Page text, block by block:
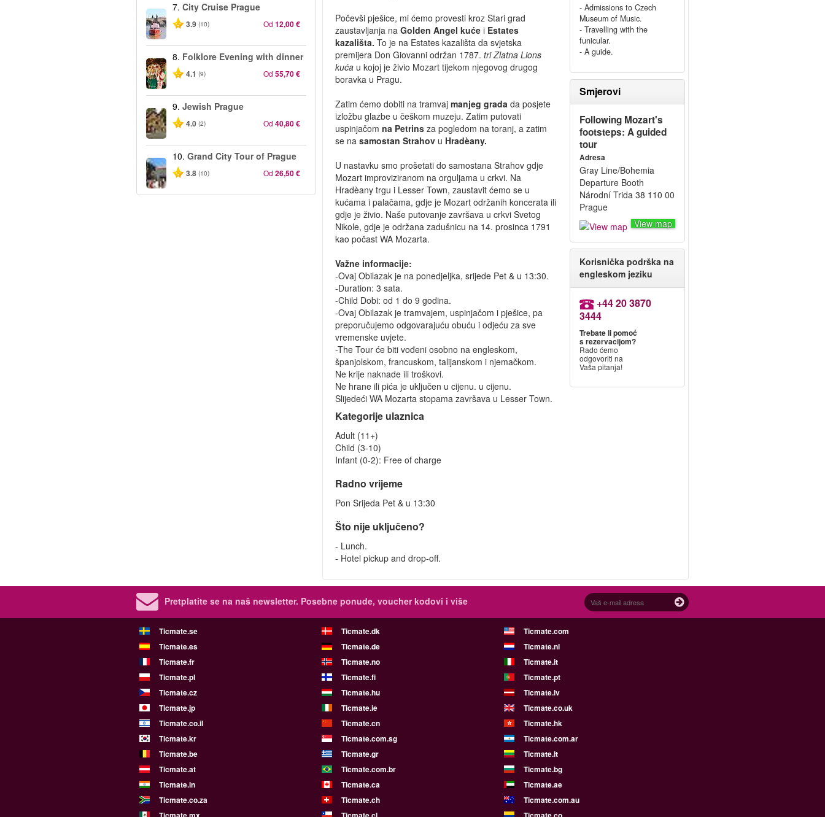
7. City Cruise Prague
3.9 (10) Od 12,00 €
8. Folklore Evening with dinner
4.1 (9) Od 55,70 €
9. Jewish Prague
4.0 (2) Od 40,80 €
10. Grand City Tour of Prague
3.8 (10) Od 26,50 €
Počevši pješice, mi ćemo provesti kroz Stari grad
zaustavljanja naGolden Angel kuće i Estates
kazališta. To je na Estates kazališta da svjetska
premijera Don Giovanni održan 1787.tri Zlatna Lions
kuća u kojoj je živio Mozart tijekom njegovog drugog
boravka u Pragu.
Zatim ćemo dobiti na tramvajmanjeg grada da posjete
izložbu glazbe u češkom muzeju. Zatim putovati
uspinjačomna Petrins za pogledom na toranj, a zatim
se nasamostan Strahov u Hradèany.
U nastavku smo prošetati do samostana Strahov gdje
Mozart improviziranom na orguljama u crkvi. Na
Hradèany trgu i Lesser Town, zaustavit ćemo se u
kućama i palačama, gdje je Mozart održanih koncerata ili
gdje je živio. Naše putovanje završava u crkvi Svetog
Nikole, gdje je održana zadušnicu na 14. prosinca 1791
kao počast WA Mozarta.
Važne informacije:
-Ovaj Obilazak je na ponedjeljka, srijede Pet & u 13:30.
-Duration: 3 sata.
-Child Dobi: od 1 do 9 godina.
-Ovaj Obilazak je tramvajem, uspinjačom i pješice, pa
preporučujemo odgovarajuću obuću i odjeću za sve
vremenske uvjete.
-The Tour će biti vođeni osobno na engleskom,
španjolskom, francuskom, talijanskom i njemačkom.
Ne krije naknade ili troškovi.
Ne hrane ili pića je uključen u cijenu. u cijenu.
Slijedeći WA Mozarta stopama završava u Lesser Town.
Kategorije ulaznica
Adult (11+)
Child (3-10)
Infant (0-2): Free of charge
Radno vrijeme
Pon Srijeda Pet & u 13:30
Što nije uključeno?
- Lunch.
- Hotel pickup and drop-off.
- Admissions to Czech
Museum of Music.
- Travelling with the
funicular.
- A guide.
Smjerovi
Following Mozart's
footsteps: A guided
tour
Adresa
Gray Line/Bohemia
Departure Booth
Národní Trida 38 110 00
Prague
View map
Korisnička podrška na
engleskom jeziku
+44 20 3870
3444
Trebate li pomoć
s rezervacijom?
Rado ćemo
odgovoriti na
Vaša pitanja!
Pretplatite se na naš newsletter. Posebne ponude, voucher kodovi i više
Ticmate.se Ticmate.dk
Ticmate.com
Ticmate.es
Ticmate.de
Ticmate.nl
Ticmate.fr
Ticmate.no
Ticmate.it
Ticmate.pl
Ticmate.fi
Ticmate.pt
Ticmate.cz
Ticmate.hu
Ticmate.lv
Ticmate.jp
Ticmate.ie
Ticmate.co.uk
Ticmate.co.il
Ticmate.cn
Ticmate.hk
Ticmate.kr
Ticmate.com.sg
Ticmate.com.ar
Ticmate.be
Ticmate.gr
Ticmate.lt
Ticmate.at
Ticmate.com.br
Ticmate.bg
Ticmate.in
Ticmate.ca
Ticmate.ae
Ticmate.co.za
Ticmate.ch
Ticmate.com.au